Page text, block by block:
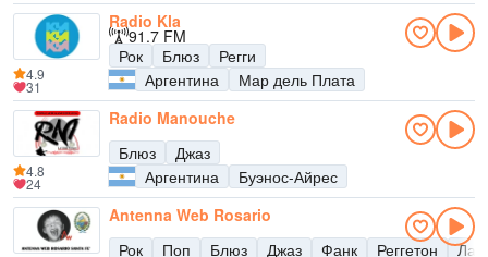
Radio Kla
91.7 FM
Рок
Блюз
Регги
Аргентина
Мар дель Плата
4.9
31
Radio Manouche
Блюз
Джаз
Аргентина
Буэнос-Айрес
4.8
24
Antenna Web Rosario
Рок
Поп Блюз Джаз Фанк Реггетон